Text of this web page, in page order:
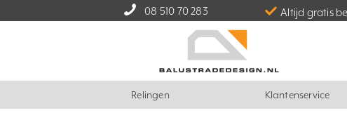
08 510 70 283 Altijd gratis
Relingen Klantenservice